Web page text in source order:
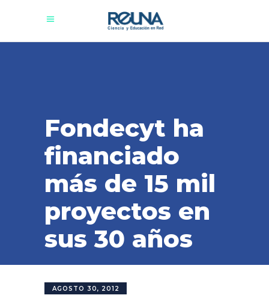
Fondecyt ha
financiado
más de 15 mil
proyectos en
sus 30 años
AGOSTO 30, 2012